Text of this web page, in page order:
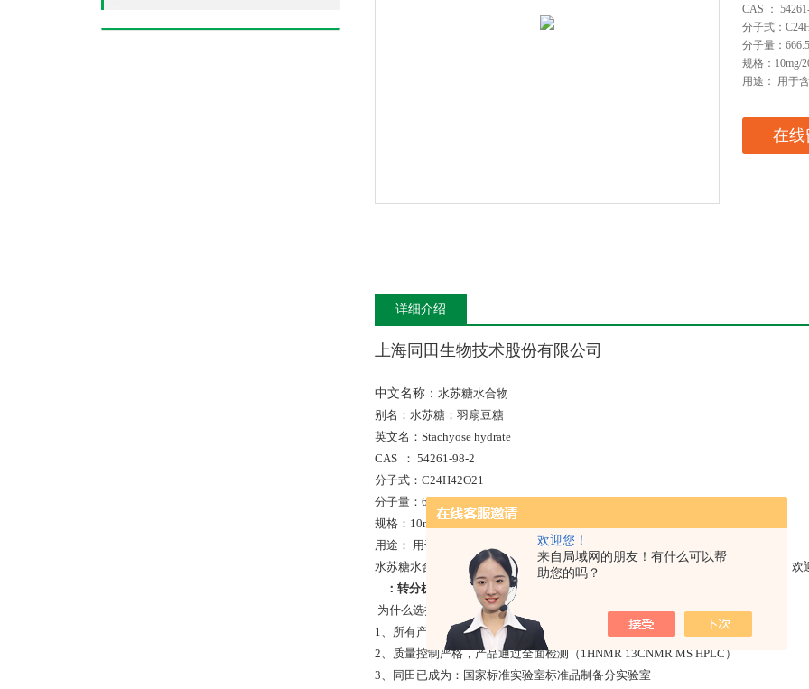
欢迎您！
来自局域网的朋友！有什么可以帮
助您的吗？
CAS ：
分子式：
分子量：
规格：10mg/
用途： 用于
在线
详细介绍
上海同田生物技术股份有限公司
中文名称： 水苏糖水合物
别名：水苏糖；羽扇豆糖
英文名：Stachyose hydrate
CAS ： 54261-98-2
分子式：C24H42O21
分子量：666.58
规格：10mg/20mg/50mg等
用途： 用于含量测定/鉴定/药理实验等。
水苏糖水合物随货附HPLC检测报告，10mg每支标准装，部分可提供C、H 谱图，欢
： 转分机 8028或8026/400 820 3059 //
为什么选择同田？
1、所有产品均能现货供应，具有*的库存及供应体系
2、质量控制严格，产品通过全面检测（1HNMR 13CNMR MS HPLC）
3、同田已成为：国家标准实验室标准品制备分实验室